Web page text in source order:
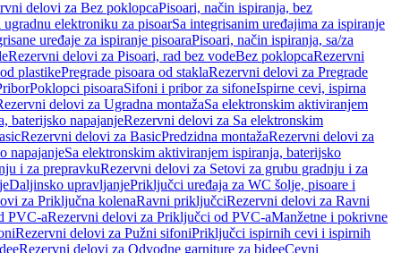
delovi za Bez poklopcaPisoari, način ispiranja, bez
elektroniku za pisoarSa integrisanim uređajima za ispiranje
uređaje za ispiranje pisoaraPisoari, način ispiranja, sa/za
Rezervni delovi za Pisoari, rad bez vodeBez poklopcaRezervni
plastikePregrade pisoara od staklaRezervni delovi za Pregrade
Poklopci pisoaraSifoni i pribor za sifoneIspirne cevi, ispirna
delovi za Ugradna montažaSa elektronskim aktiviranjem
baterijsko napajanjeRezervni delovi za Sa elektronskim
Rezervni delovi za BasicPredzidna montažaRezervni delovi za
napajanjeSa elektronskim aktiviranjem ispiranja, baterijsko
i za prepravkuRezervni delovi za Setovi za grubu gradnju i za
Daljinsko upravljanjePriključci uređaja za WC šolje, pisoare i
za Priključna kolenaRavni priključciRezervni delovi za Ravni
PVC-aRezervni delovi za Priključci od PVC-aManžetne i pokrivne
Rezervni delovi za Pužni sifoniPriključci ispirnih cevi i ispirnih
Rezervni delovi za Odvodne garniture za bideeCevni